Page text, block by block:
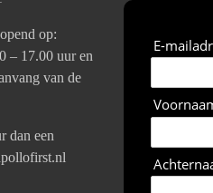
op:
– 17.00 uur en
van de
dan een
E-